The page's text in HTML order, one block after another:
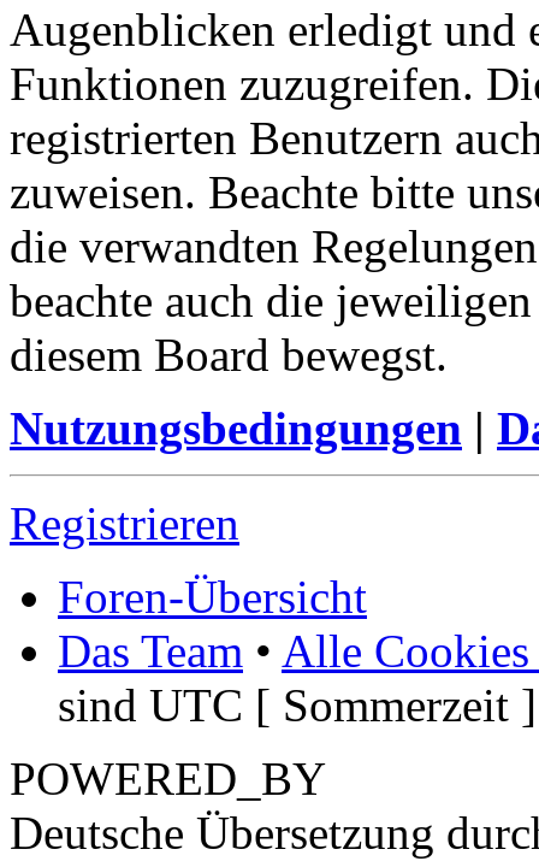
Augenblicken erledigt und
Funktionen zuzugreifen.
registrierten Benutzern
zuweisen. Beachte bitte
die verwandten
beachte auch die
diesem Board bewegst.
Nutzungsbedingungen |
Registrieren
Foren-Übersicht
Das Team • Alle Cookies
sind UTC [ Sommerzeit ]
POWERED_BY
Deutsche Übersetzung